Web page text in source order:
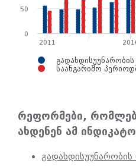
გადახდისუუნარობის
საანგარიშო
2011
0
50
რეფორმები,
ახდენენ ამ